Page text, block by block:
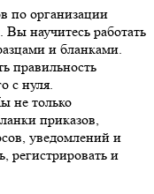
по организации
Вы научитесь работать
и бланками.
правильность
с нуля.
не только
приказов,
уведомлений и
регистрировать и